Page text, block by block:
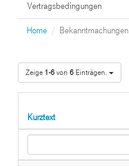
Vertragsbedingungen
Home Bekanntmachungen
Zeige 1-6von 6 Einträgen.
Kurztext